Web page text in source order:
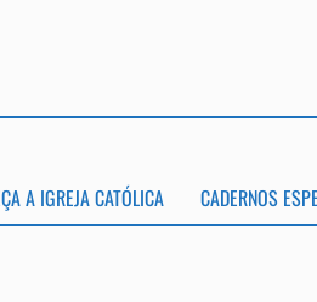
A IGREJA CATÓLICA CADERNOS